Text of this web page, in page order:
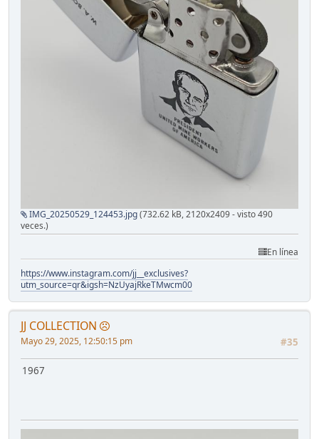
IMG_20250529_124453.jpg(732.62 kB, 2120x2409 - visto 490
veces.)
En línea
https://www.instagram.com/jj__exclusives?
utm_source=qr&igsh=NzUyajRkeTMwcm00
JJ COLLECTION
#35
Mayo 29, 2025, 12:50:15 pm
1967